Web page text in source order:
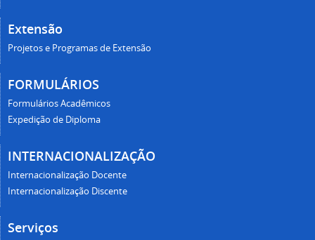
Extensão
Projetos e Programas de Extensão
FORMULÁRIOS
Formulários Acadêmicos
Expedição de Diploma
INTERNACIONALIZAÇÃO
Internacionalização Docente
Internacionalização Discente
Serviços